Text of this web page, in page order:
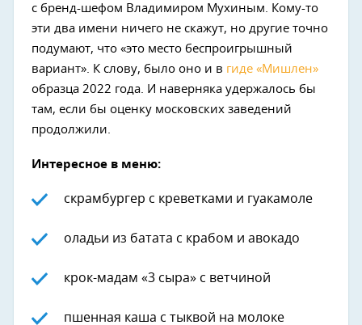
с бренд-шефом Владимиром Мухиным. Кому-то
эти два имени ничего не скажут, но другие точно
подумают, что «это место беспроигрышный
вариант». К слову, было оно и в гиде «Мишлен»
образца 2022 года. И наверняка удержалось бы
там, если бы оценку московских заведений
продолжили.
Интересное в меню:
скрамбургер с креветками и гуакамоле
оладьи из батата с крабом и авокадо
крок-мадам «3 сыра» с ветчиной
пшенная каша с тыквой на молоке